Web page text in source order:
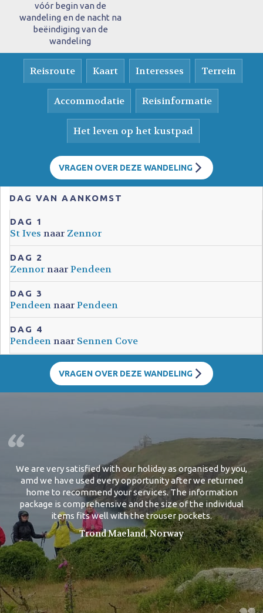
vóór begin van de
wandeling en de nacht na
beëindiging van de
wandeling
Reisroute Kaart Interesses Terrein
Accommodatie Reisinformatie
Het leven op het kustpad
VRAGEN OVER DEZE WANDELING
DAG VAN AANKOMST
DAG 1
St Ives naar Zennor
DAG 2
ZennornaarPendeen
DAG 3
PendeennaarPendeen
DAG 4
Pendeennaar Sennen Cove
VRAGEN OVER DEZE WANDELING
We are very satisfied with our holiday as organised by you,
amd we have used every opportunity after we returned
home to recommend your services. The information
package is comprehensive and the size of the individual
items fits well with the trouser pockets.
Trond Maeland, Norway